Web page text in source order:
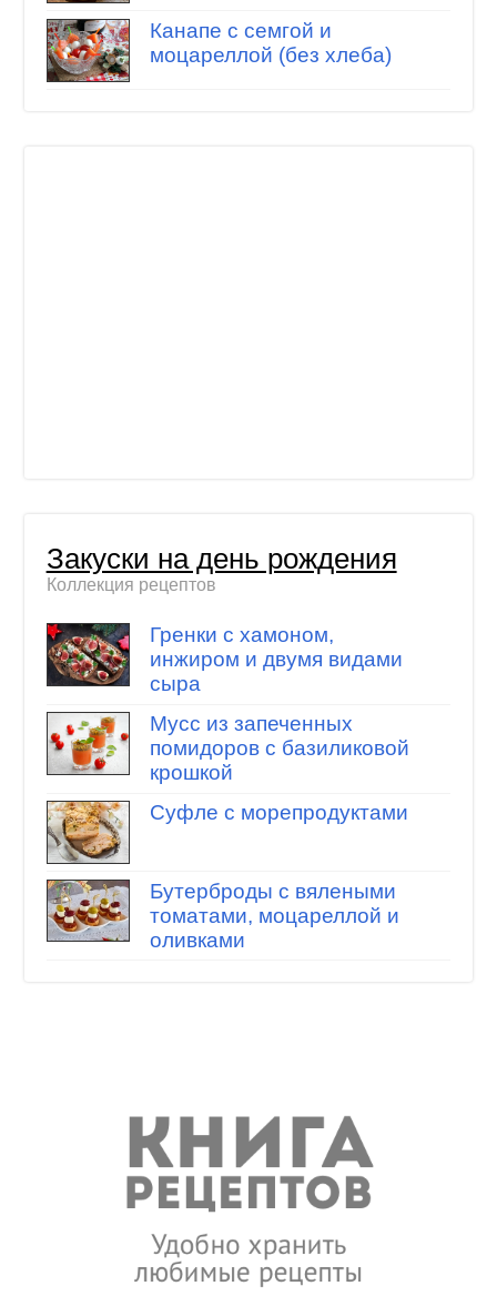
Канапе с семгой и
моцареллой (без хлеба)
Закуски на день рождения
Коллекция рецептов
Гренки с хамоном,
инжиром и двумя видами
сыра
Мусс из запеченных
помидоров с базиликовой
крошкой
Суфле с морепродуктами
Бутерброды с вялеными
томатами, моцареллой и
оливками